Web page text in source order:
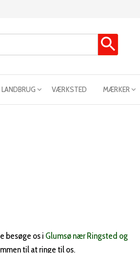
LANDBRUG VÆRKSTED MÆRKER
besøge os i Glumsø nær Ringsted og
til at ringe til os.